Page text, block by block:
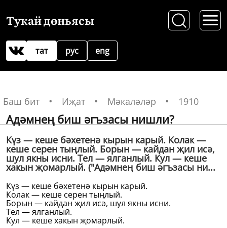
Тукай дөньясы
рус
тат eng
Баш бит Иҗат Мәкаләләр 1910
Адәмнең биш әгъзасы нишли?
Күз — кеше бәхетенә кырын карый. Колак —
кеше серен тыңлый. Борын — кайдан җил исә,
шул якны исни. Тел — ялганлый. Кул — кеше
хакын җомарлый. ("Адәмнең биш әгъзасы ни...
Күз — кеше бәхетенә кырын карый.
Колак — кеше серен тыңлый.
Борын — кайдан җил исә, шул якны исни.
Тел — ялганлый.
Кул — кеше хакын җомарлый.